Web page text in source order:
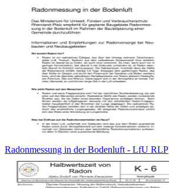
Radonmessung in der Bodenluft - LfU RLP